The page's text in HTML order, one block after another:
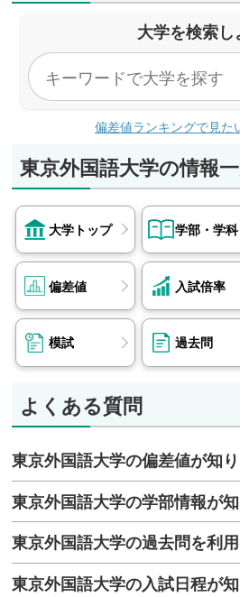
大学を検索し
偏差値ランキングで見た
東京外国語大学の情報
大学トップ 学部・学科
偏差値 入試倍率
模試 過去問
よくある質問
東京外国語大学の偏差値が知
東京外国語大学の学部情報が
東京外国語大学の過去問を利
東京外国語大学の入試日程が